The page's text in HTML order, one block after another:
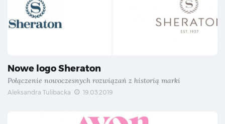
Nowe logo Sheraton
Połączenie nowoczesnych rozwiązań z historią marki
Aleksandra Tulibacka 19.03.2019